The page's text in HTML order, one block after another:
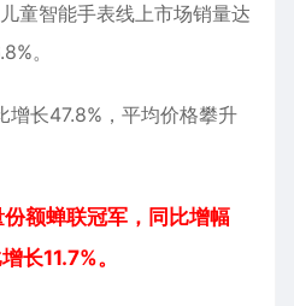
儿童智能手表线上市场销量达
。
长47.8%，平均价格攀升
额蝉联冠军，同比增幅
长11.7%。